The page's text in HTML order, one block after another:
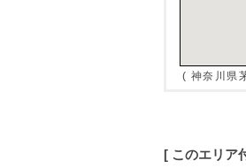
( 神奈川県
[ このエリア